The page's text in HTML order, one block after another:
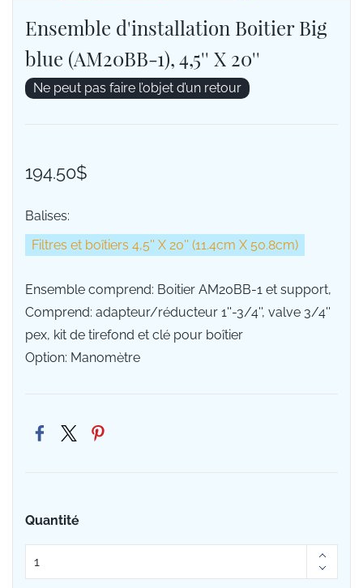
Ensemble d'installation Boitier Big
blue (AM20BB-1), 4,5'' X 20''
Ne peut pas faire l’objet d’un retour
194.50$
Balises:
Filtres et boîtiers 4,5'' X 20'' (11.4cm X 50.8cm)
Ensemble comprend: Boitier AM20BB-1 et support,
Comprend: adapteur/réducteur 1''-3/4'', valve 3/4''
pex, kit de tirefond et clé pour boîtier
Option: Manomètre
Quantité